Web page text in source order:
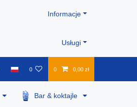
Informacje
Usługi
0 0 0,00 zł
Bar & koktajle